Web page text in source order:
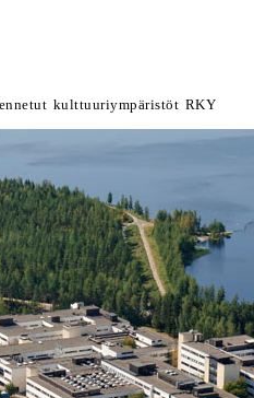
kulttuuriympäristöt RKY